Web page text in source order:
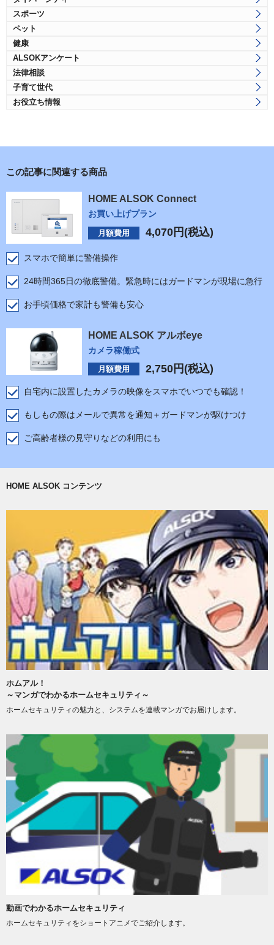
スポーツ
ペット
健康
ALSOKアンケート
法律相談
子育て世代
お役立ち情報
この記事に関連する商品
HOME ALSOK Connect
お買い上げプラン
月額費用 4,070 円(税込)
スマホで簡単に警備操作
24時間365日の徹底警備。緊急時にはガードマンが現場に急行
お手頃価格で家計も警備も安心
HOME ALSOK アルボeye
カメラ稼働式
月額費用 2,750 円(税込)
自宅内に設置したカメラの映像をスマホでいつでも確認！
もしもの際はメールで異常を通知＋ガードマンが駆けつけ
ご高齢者様の見守りなどの利用にも
HOME ALSOK コンテンツ
ホムアル！
～マンガでわかるホームセキュリティ～
ホームセキュリティの魅力と、システムを連載マンガでお届けします。
動画でわかるホームセキュリティ
ホームセキュリティをショートアニメでご紹介します。